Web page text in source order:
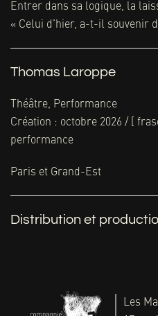
Entrer dans sa logique, la
« Celui d’hier, a-t-il souvenir
Thomas Laroppe
Théâtre, Performance
Création : octobre 2026 / [
performance
Paris et Grand-Est
Distribution et
Les